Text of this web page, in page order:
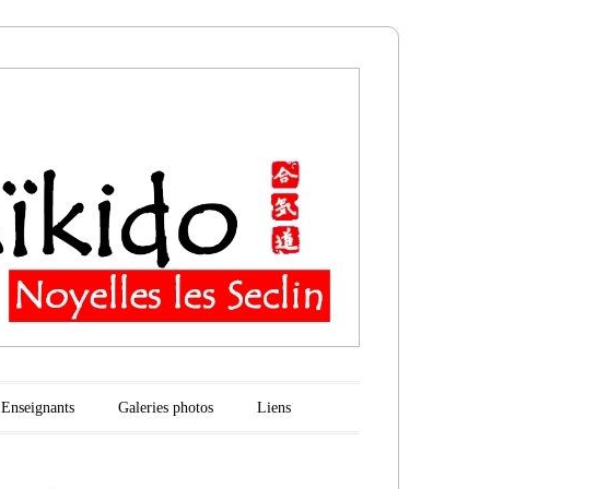
Enseignants Galeries photos Liens